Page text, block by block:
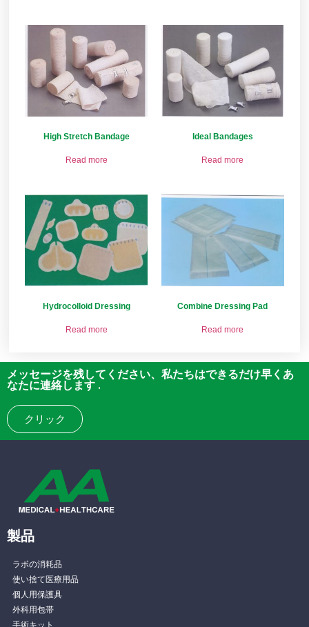
High Stretch Bandage
Read more
Ideal Bandages
Read more
Hydrocolloid Dressing
Read more
Combine Dressing Pad
Read more
メッセージを残してください、私たちはできるだけ早くあ
なたに連絡します .
クリック
製品
ラボの消耗品
使い捨て医療用品
個人用保護具
外科用包帯
手術キット